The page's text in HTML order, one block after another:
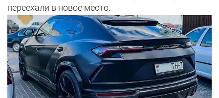
переехали в новое место.